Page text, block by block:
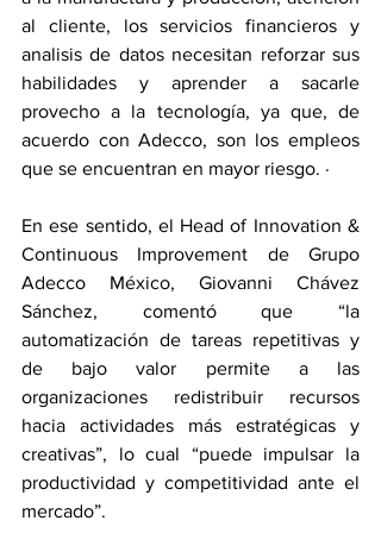
al cliente, los servicios financieros y
analisis de datos necesitan reforzar sus
habilidades y aprender a sacarle
provecho a la tecnología, ya que, de
acuerdo con Adecco, son los empleos
que se encuentran en mayor riesgo. ·
En ese sentido, el Head of Innovation &
Continuous Improvement de Grupo
Adecco México, Giovanni Chávez
Sánchez, comentó que “la
automatización de tareas repetitivas y
de bajo valor permite a las
organizaciones redistribuir recursos
hacia actividades más estratégicas y
creativas”, lo cual “puede impulsar la
productividad y competitividad ante el
mercado”.